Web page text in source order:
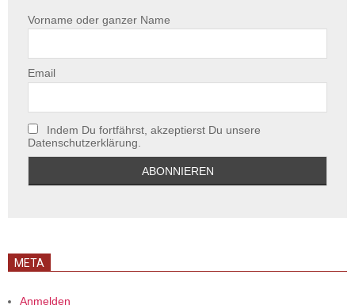
Vorname oder ganzer Name
Email
Indem Du fortfährst, akzeptierst Du unsere
Datenschutzerklärung.
META
Anmelden